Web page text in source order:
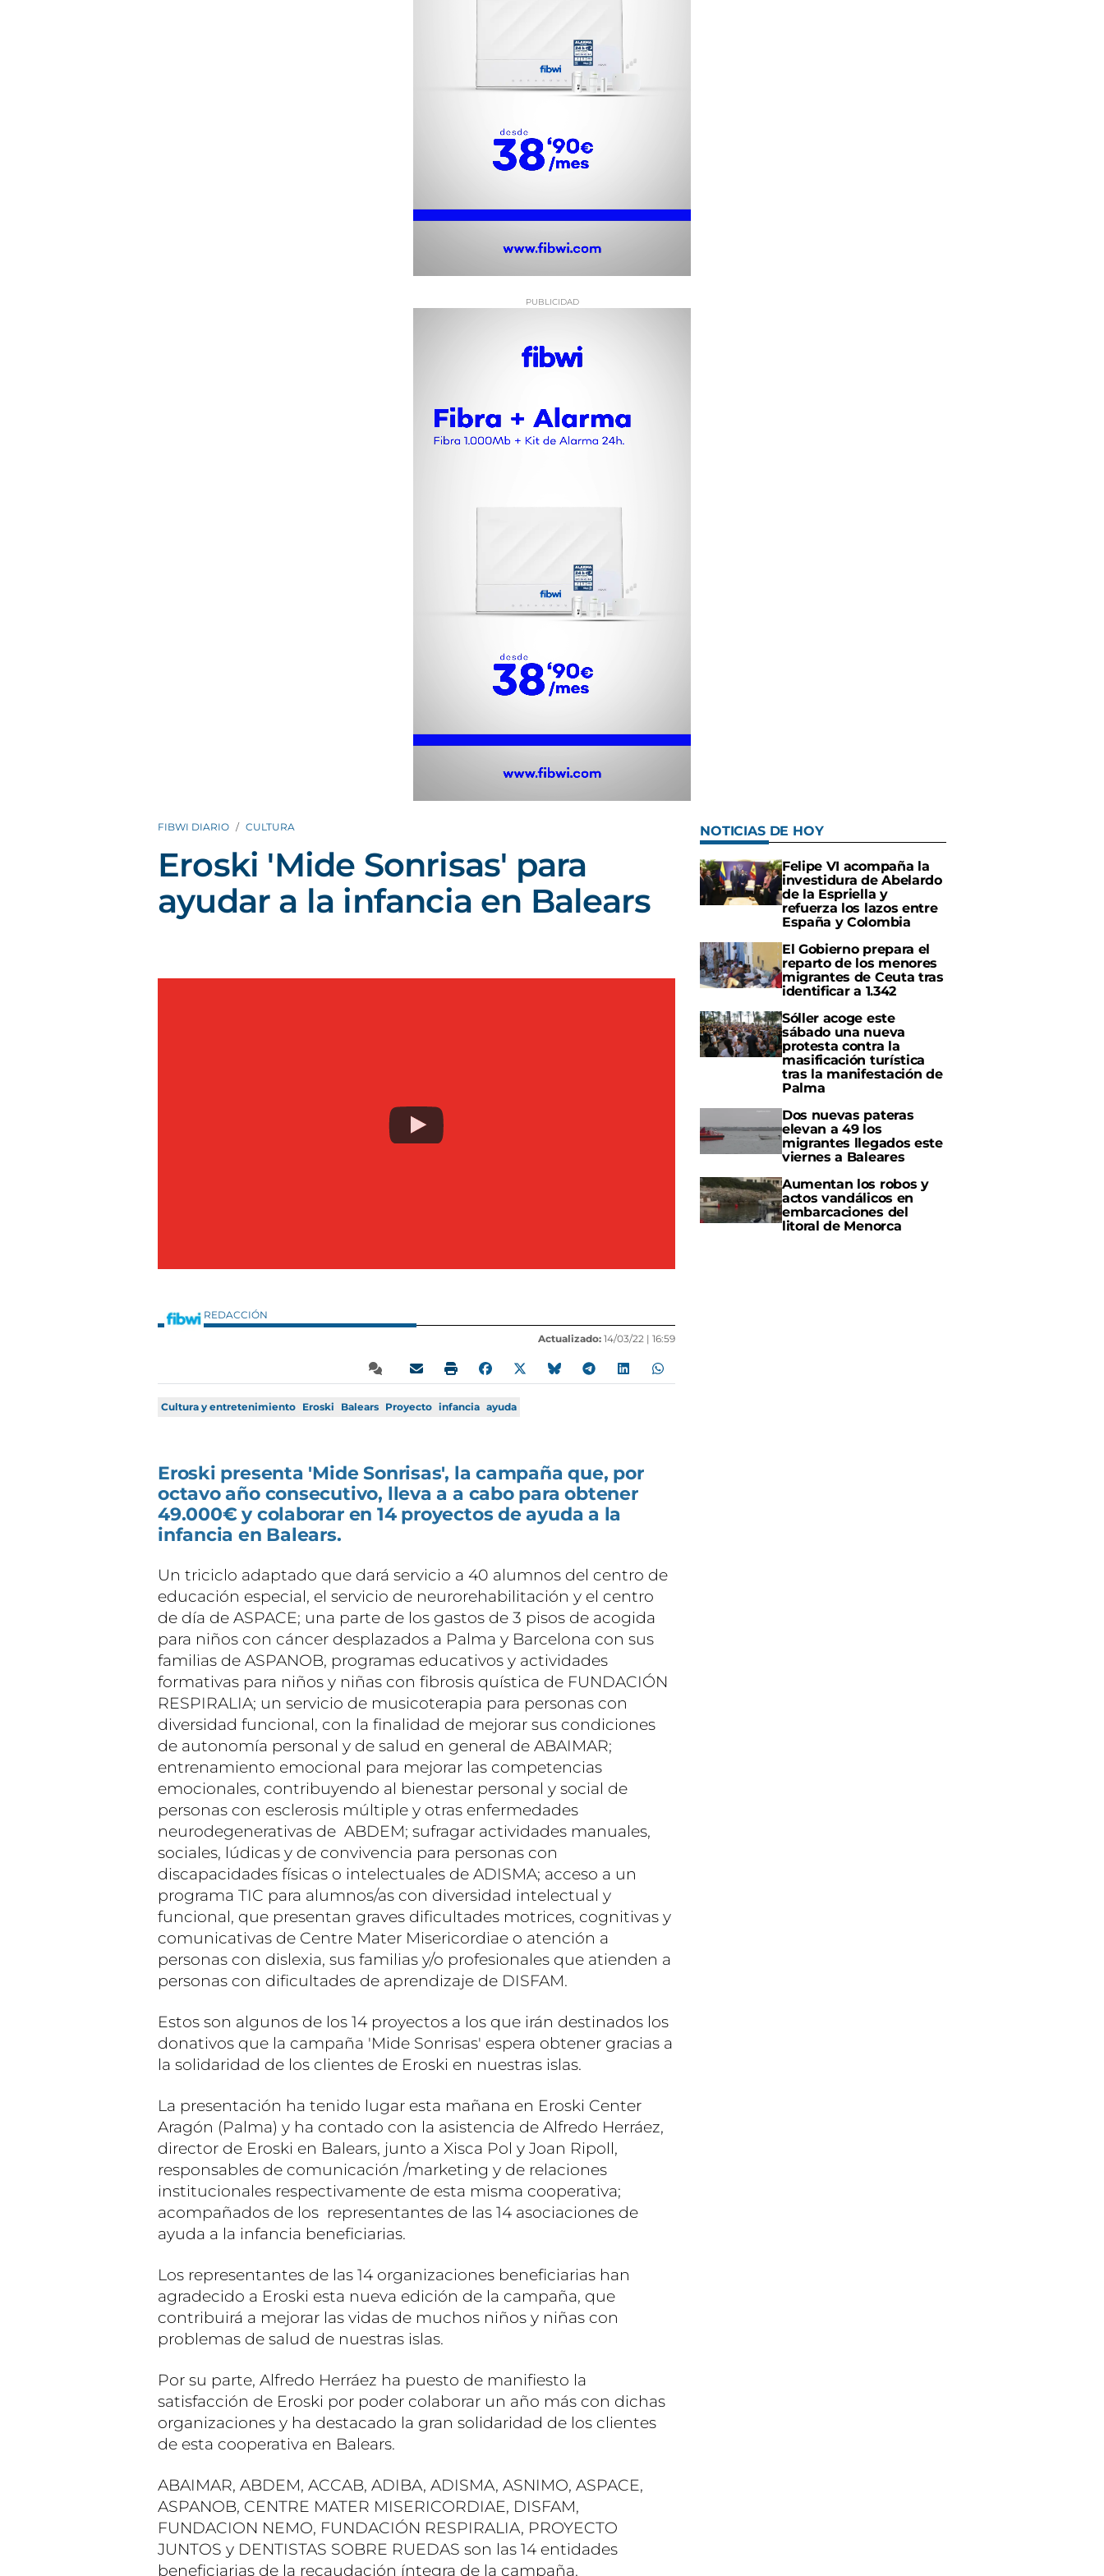
FIBWI DIARIO CULTURA
Eroski 'Mide Sonrisas' para
ayudar a la infancia en Balears
REDACCIÓN
Actualizado: 14/03/22 | 16:59
Cultura y entretenimiento Eroski Balears Proyecto infancia ayuda
Eroski presenta 'Mide Sonrisas', la campaña que, por
octavo año consecutivo, lleva a a cabo para obtener
49.000€ y colaborar en 14 proyectos de ayuda a la
infancia en Balears.
Un triciclo adaptado que dará servicio a 40 alumnos del centro de
educación especial, el servicio de neurorehabilitación y el centro
de día de ASPACE; una parte de los gastos de 3 pisos de acogida
para niños con cáncer desplazados a Palma y Barcelona con sus
familias de ASPANOB, programas educativos y actividades
formativas para niños y niñas con fibrosis quística de FUNDACIÓN
RESPIRALIA; un servicio de musicoterapia para personas con
diversidad funcional, con la finalidad de mejorar sus condiciones
de autonomía personal y de salud en general de ABAIMAR;
entrenamiento emocional para mejorar las competencias
emocionales, contribuyendo al bienestar personal y social de
personas con esclerosis múltiple y otras enfermedades
neurodegenerativas de ABDEM; sufragar actividades manuales,
sociales, lúdicas y de convivencia para personas con
discapacidades físicas o intelectuales de ADISMA; acceso a un
programa TIC para alumnos/as con diversidad intelectual y
funcional, que presentan graves dificultades motrices, cognitivas y
comunicativas de Centre Mater Misericordiae o atención a
personas con dislexia, sus familias y/o profesionales que atienden a
personas con dificultades de aprendizaje de DISFAM.
Estos son algunos de los 14 proyectos a los que irán destinados los
donativos que la campaña 'Mide Sonrisas' espera obtener gracias a
la solidaridad de los clientes de Eroski en nuestras islas.
La presentación ha tenido lugar esta mañana en Eroski Center
Aragón (Palma) y ha contado con la asistencia de Alfredo Herráez,
director de Eroski en Balears, junto a Xisca Pol y Joan Ripoll,
responsables de comunicación /marketing y de relaciones
institucionales respectivamente de esta misma cooperativa;
acompañados de los representantes de las 14 asociaciones de
ayuda a la infancia beneficiarias.
Los representantes de las 14 organizaciones beneficiarias han
agradecido a Eroski esta nueva edición de la campaña, que
contribuirá a mejorar las vidas de muchos niños y niñas con
problemas de salud de nuestras islas.
Por su parte, Alfredo Herráez ha puesto de manifiesto la
satisfacción de Eroski por poder colaborar un año más con dichas
organizaciones y ha destacado la gran solidaridad de los clientes
de esta cooperativa en Balears.
ABAIMAR, ABDEM, ACCAB, ADIBA, ADISMA, ASNIMO, ASPACE,
ASPANOB, CENTRE MATER MISERICORDIAE, DISFAM,
FUNDACION NEMO, FUNDACIÓN RESPIRALIA, PROYECTO
JUNTOS y DENTISTAS SOBRE RUEDAS son las 14 entidades
beneficiarias de la recaudación íntegra de la campaña.
NOTICIAS DE HOY
Felipe VI acompaña la
investidura de Abelardo
de la Espriella y
refuerza los lazos entre
España y Colombia
El Gobierno prepara el
reparto de los menores
migrantes de Ceuta tras
identificar a 1.342
Sóller acoge este
sábado una nueva
protesta contra la
masificación turística
tras la manifestación de
Palma
Dos nuevas pateras
elevan a 49 los
migrantes llegados este
viernes a Baleares
Aumentan los robos y
actos vandálicos en
embarcaciones del
litoral de Menorca